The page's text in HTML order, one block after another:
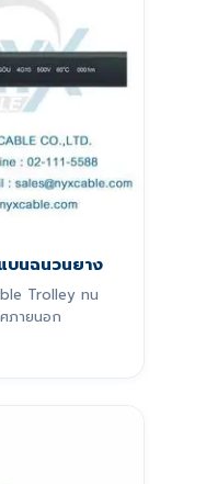
บนฉนวนยาง
Trolley ทน
ภายนอก